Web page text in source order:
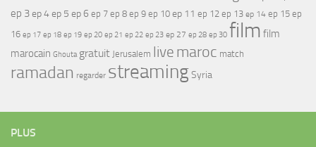
ep 3ep 4ep 5 ep 6 ep 7 ep 8 ep 9 ep 10 ep 11 ep 12 ep 13 ep 14 ep 15 ep
16 ep 17 ep 18 ep 19 ep 20 ep 21 ep 22 ep 23 ep 27 ep 28 ep 30 film film
marocain Ghouta gratuit Jerusalem live maroc match
ramadan regarder streamingSyria
PLUS